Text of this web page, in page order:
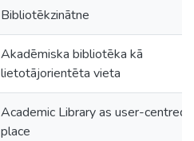
Bibliotēkzinātne
Akadēmiska bibliotēka kā
lietotājorientēta vieta
Academic Library as user-centred
place